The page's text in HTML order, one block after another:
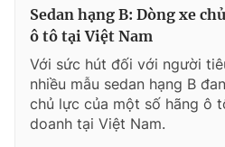
Sedan hạng B: Dòng xe
ô tô tại Việt Nam
Với sức hút đối với người
nhiều mẫu sedan hạng B
chủ lực của một số hãng ô
doanh tại Việt Nam.